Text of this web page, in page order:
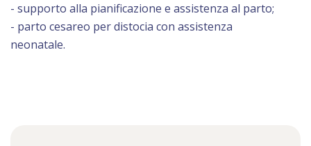
- supporto alla pianificazione e assistenza al parto;
- parto cesareo per distocia con assistenza
neonatale.